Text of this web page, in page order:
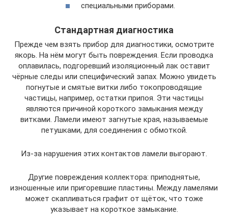
специальными приборами.
Стандартная диагностика
Прежде чем взять прибор для диагностики, осмотрите
якорь. На нём могут быть повреждения. Если проводка
оплавилась, подгоревший изоляционный лак оставит
чёрные следы или специфический запах. Можно увидеть
погнутые и смятые витки либо токопроводящие
частицы, например, остатки припоя. Эти частицы
являются причиной короткого замыкания между
витками. Ламели имеют загнутые края, называемые
петушками, для соединения с обмоткой.
Из-за нарушения этих контактов ламели выгорают.
Другие повреждения коллектора: приподнятые,
изношенные или пригоревшие пластины. Между ламелями
может скапливаться графит от щёток, что тоже
указывает на короткое замыкание.